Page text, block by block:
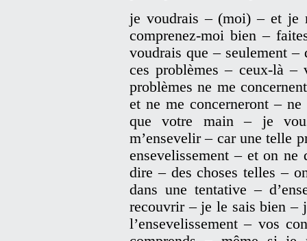
je voudrais – (moi) – et je
comprenez-moi bien –
voudrais que – seulement
ces problèmes – ceux-là –
problèmes ne me
et ne me concerneront –
que votre main – je
m’ensevelir – car une telle
ensevelissement – et on
dire – des choses telles –
dans une tentative –
recouvrir – je le sais bien –
l’ensevelissement – vos